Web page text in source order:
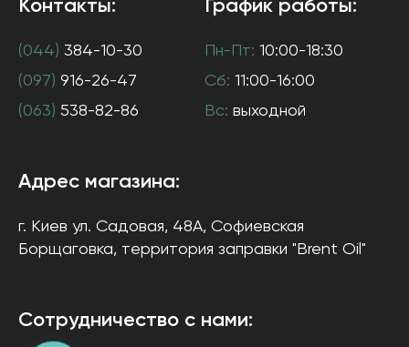
Контакты:
(044) 384-10-30
(097) 916-26-47
(063) 538-82-86
График работы:
Пн-Пт: 10:00-18:30
Сб: 11:00-16:00
Вс: выходной
Адрес магазина:
г. Киев ул. Садовая, 48А, Софиевская
Борщаговка, территория заправки "Brent Oil"
Сотрудничество с нами: